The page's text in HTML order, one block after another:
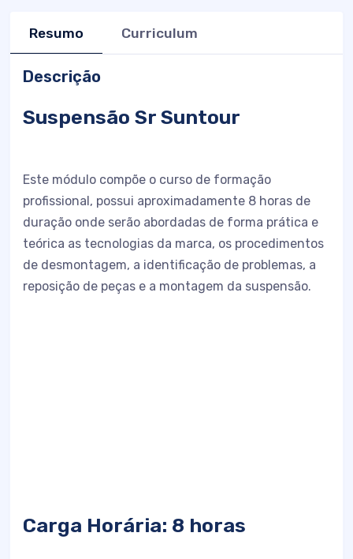
Resumo Curriculum
Descrição
Suspensão Sr Suntour
Este módulo compõe o curso de formação
profissional, possui aproximadamente 8 horas de
duração onde serão abordadas de forma prática e
teórica as tecnologias da marca, os procedimentos
de desmontagem, a identificação de problemas, a
reposição de peças e a montagem da suspensão.
Carga Horária: 8 horas